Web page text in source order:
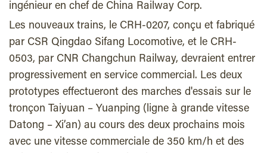
ingénieur en chef de China Railway Corp.
Les nouveaux trains, le CRH-0207, conçu et fabriqué
par CSR Qingdao Sifang Locomotive, et le CRH-
0503, par CNR Changchun Railway, devraient entrer
progressivement en service commercial. Les deux
prototypes effectueront des marches d'essais sur le
tronçon Taiyuan – Yuanping (ligne à grande vitesse
Datong – Xi’an) au cours des deux prochains mois
avec une vitesse commerciale de 350 km/h et des